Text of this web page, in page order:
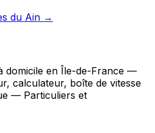
du Ain →
domicile en Île-de-France —
calculateur, boîte de vitesse
— Particuliers et